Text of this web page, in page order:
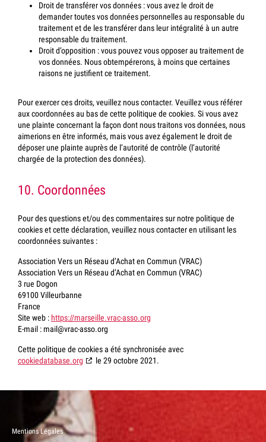
Droit de transférer vos données : vous avez le droit de
demander toutes vos données personnelles au responsable du
traitement et de les transférer dans leur intégralité à un autre
responsable du traitement.
Droit d’opposition : vous pouvez vous opposer au traitement de
vos données. Nous obtempérerons, à moins que certaines
raisons ne justifient ce traitement.
Pour exercer ces droits, veuillez nous contacter. Veuillez vous référer
aux coordonnées au bas de cette politique de cookies. Si vous avez
une plainte concernant la façon dont nous traitons vos données, nous
aimerions en être informés, mais vous avez également le droit de
déposer une plainte auprès de l’autorité de contrôle (l’autorité
chargée de la protection des données).
10. Coordonnées
Pour des questions et/ou des commentaires sur notre politique de
cookies et cette déclaration, veuillez nous contacter en utilisant les
coordonnées suivantes :
Association Vers un Réseau d’Achat en Commun (VRAC)
Association Vers un Réseau d’Achat en Commun (VRAC)
3 rue Dogon
69100 Villeurbanne
France
Site web : https://marseille.vrac-asso.org
E-mail :mail@vrac-asso.org
Cette politique de cookies a été synchronisée avec
cookiedatabase.org
le 29 octobre 2021.
Mentions Légales